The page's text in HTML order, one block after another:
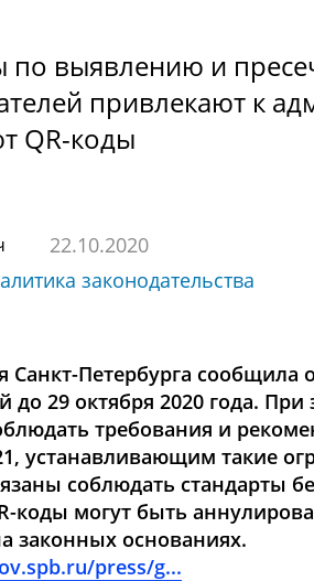
по выявлению и
привлекают к
QR-коды
22.10.2020
законодательства
Санкт-Петербурга сообщила
до 29 октября 2020 года.
требования и
устанавливающим такие
соблюдать стандарты
коды могут быть
законных основаниях.
press/g...